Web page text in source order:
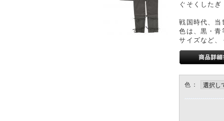
ぐそくしたぎ
戦国時代、当
色は、黒・青
サイズなど、
色：